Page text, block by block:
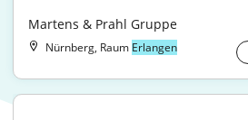
Martens & Prahl Gruppe
Nürnberg, Raum Erlangen